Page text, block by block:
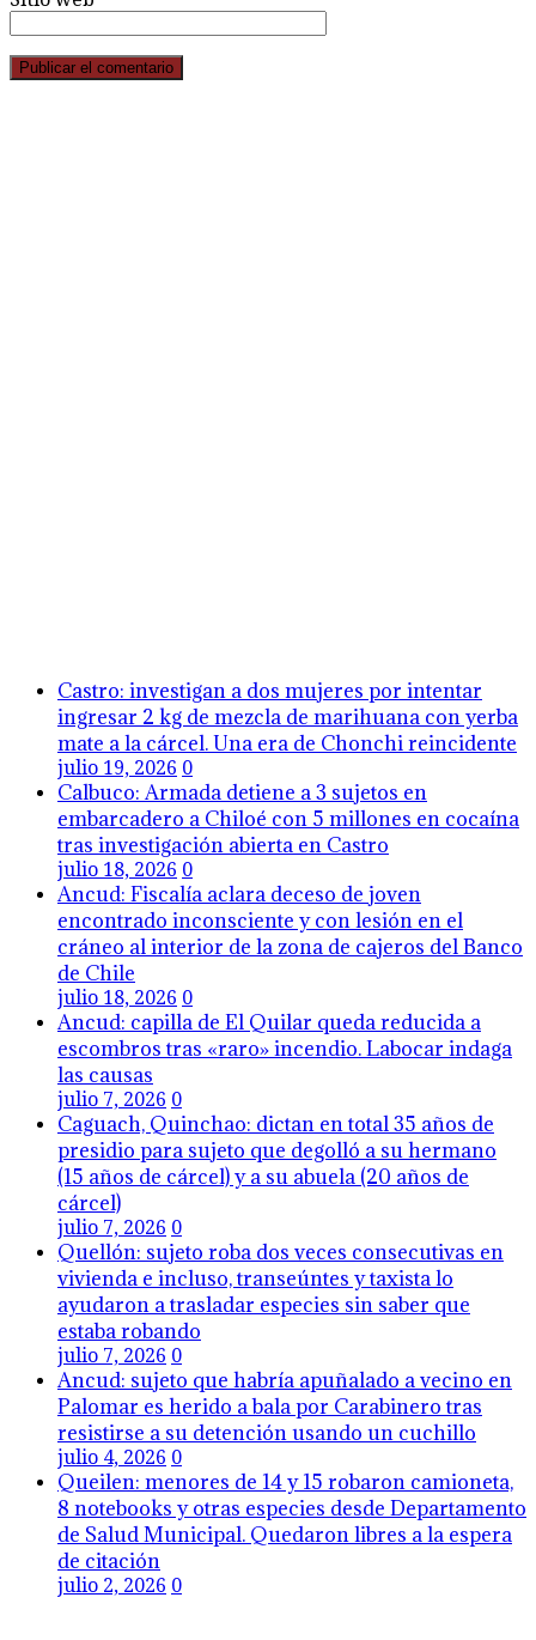
Castro: investigan a dos mujeres por intentar
ingresar 2 kg de mezcla de marihuana con yerba
mate a la cárcel. Una era de Chonchi reincidente
julio 19, 2026 0
Calbuco: Armada detiene a 3 sujetos en
embarcadero a Chiloé con 5 millones en cocaína
tras investigación abierta en Castro
julio 18, 2026 0
Ancud: Fiscalía aclara deceso de joven
encontrado inconsciente y con lesión en el
cráneo al interior de la zona de cajeros del Banco
de Chile
julio 18, 2026 0
Ancud: capilla de El Quilar queda reducida a
escombros tras «raro» incendio. Labocar indaga
las causas
julio 7, 2026 0
Caguach, Quinchao: dictan en total 35 años de
presidio para sujeto que degolló a su hermano
(15 años de cárcel) y a su abuela (20 años de
cárcel)
julio 7, 2026 0
Quellón: sujeto roba dos veces consecutivas en
vivienda e incluso, transeúntes y taxista lo
ayudaron a trasladar especies sin saber que
estaba robando
julio 7, 2026 0
Ancud: sujeto que habría apuñalado a vecino en
Palomar es herido a bala por Carabinero tras
resistirse a su detención usando un cuchillo
julio 4, 2026 0
Queilen: menores de 14 y 15 robaron camioneta,
8 notebooks y otras especies desde Departamento
de Salud Municipal. Quedaron libres a la espera
de citación
julio 2, 2026 0